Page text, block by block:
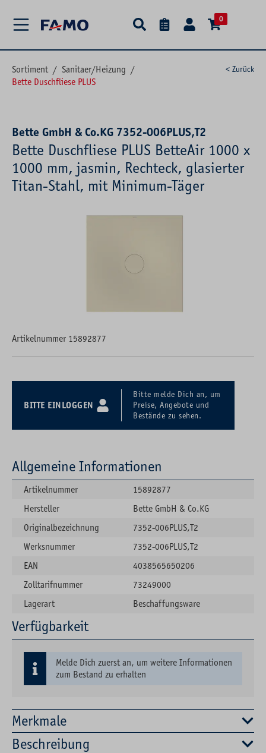
0
Sortiment / Sanitaer/Heizung /
Bette Duschfliese PLUS
< Zurück
Bette GmbH & Co.KG 7352-006PLUS,T2
Bette Duschfliese PLUS BetteAir 1000 x
1000 mm, jasmin, Rechteck, glasierter
Titan-Stahl, mit Minimum-Täger
Artikelnummer 15892877
BITTE EINLOGGEN
Bitte melde Dich an, um
Preise, Angebote und
Bestände zu sehen.
Merkmale
Beschreibung
Allgemeine Informationen
Artikelnummer
15892877
Hersteller
Bette GmbH & Co.KG
Originalbezeichnung
7352-006PLUS,T2
Werksnummer
7352-006PLUS,T2
EAN
4038565650206
Zolltarifnummer
73249000
Lagerart
Beschaffungsware
Verfügbarkeit
Melde Dich zuerst an, um weitere Informationen
zum Bestand zu erhalten